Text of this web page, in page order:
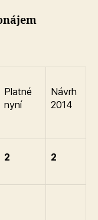
Platné
nyní
Návrh
2014
2 2